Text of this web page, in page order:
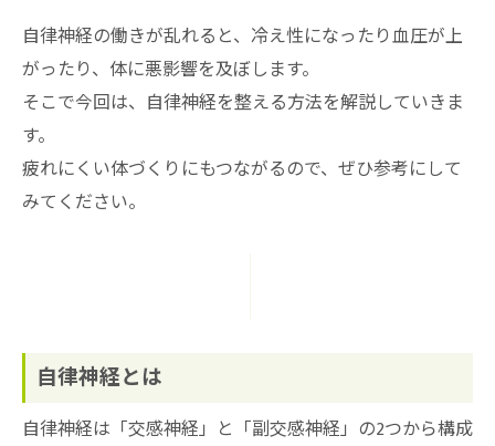
自律神経の働きが乱れると、冷え性になったり血圧が上
がったり、体に悪影響を及ぼします。
そこで今回は、自律神経を整える方法を解説していきま
す。
疲れにくい体づくりにもつながるので、ぜひ参考にして
みてください。
自律神経とは
自律神経は「交感神経」と「副交感神経」の2つから構成